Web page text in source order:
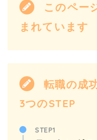
このペー
まれています
転職の成
3つのSTEP
STEP1